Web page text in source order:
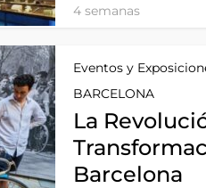
4 semanas
Eventos y
BARCELONA
La
Barcelona